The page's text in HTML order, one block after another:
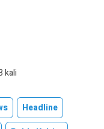
kali
Headline